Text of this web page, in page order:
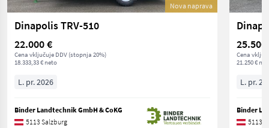
Nova naprava
Dinapolis TRV-510
22.000 €
Cena vključuje DDV (stopnja 20%)
18.333,33 € neto
L. pr. 2026
Binder Landtechnik GmbH & CoKG
5113 Salzburg
25.500
Cena
21.250 €
L. pr.
Binder
5113